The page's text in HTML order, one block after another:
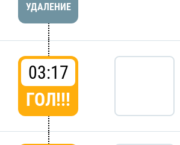
УДАЛЕНИЕ
03:17
ГОЛ!!!